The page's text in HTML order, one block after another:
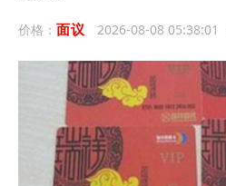
价格： 面议 2026-08-08